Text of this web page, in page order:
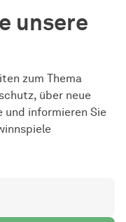
unsere
zum Thema
über neue
und informieren Sie